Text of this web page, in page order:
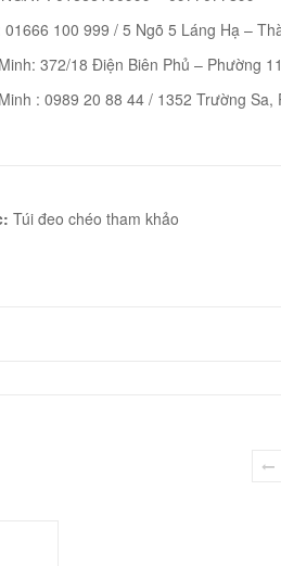
100 999 / 5 Ngõ 5 Láng Hạ –
372/18 Điện Biên Phủ – Phường
: 0989 20 88 44 / 1352 Trường Sa,
Túi đeo chéo tham khảo